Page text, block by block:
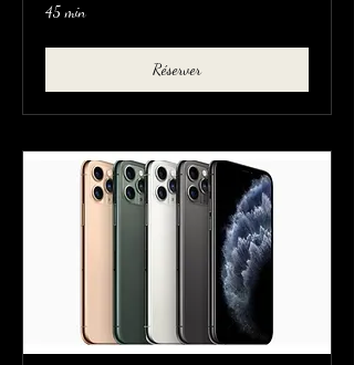
45 min
Réserver